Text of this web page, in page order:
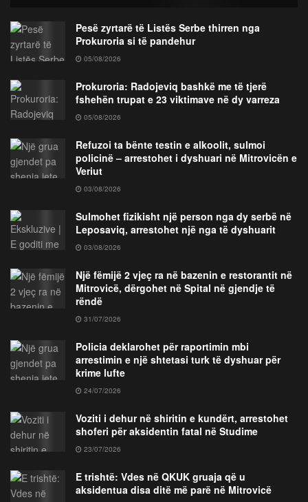
Pesë zyrtarë të Listës Serbe thirren nga
Prokuroria si të pandehur
05/08/2026
Prokuroria: Radojeviq bashkë me të tjerë
fshehën trupat e 23 viktimave në dy varreza
05/08/2026
Refuzoi ta bënte testin e alkoolit, sulmoi
policinë – arrestohet i dyshuari në Mitrovicën e
Veriut
03/08/2026
Sulmohet fizikisht një person nga dy serbë në
Leposaviq, arrestohet një nga të dyshuarit
03/08/2026
Një fëmijë 2 vjeç ra në bazenin e restorantit në
Mitrovicë, dërgohet në Spital në gjendje të
rëndë
31/07/2026
Policia deklarohet për raportimin mbi
arrestimin e një shtetasi turk të dyshuar për
krime lufte
24/07/2026
Voziti i dehur në shiritin e kundërt, arrestohet
shoferi për aksidentin fatal në Studime
23/07/2026
E trishtë: Vdes në QKUK gruaja që u
aksidentua disa ditë më parë në Mitrovicë